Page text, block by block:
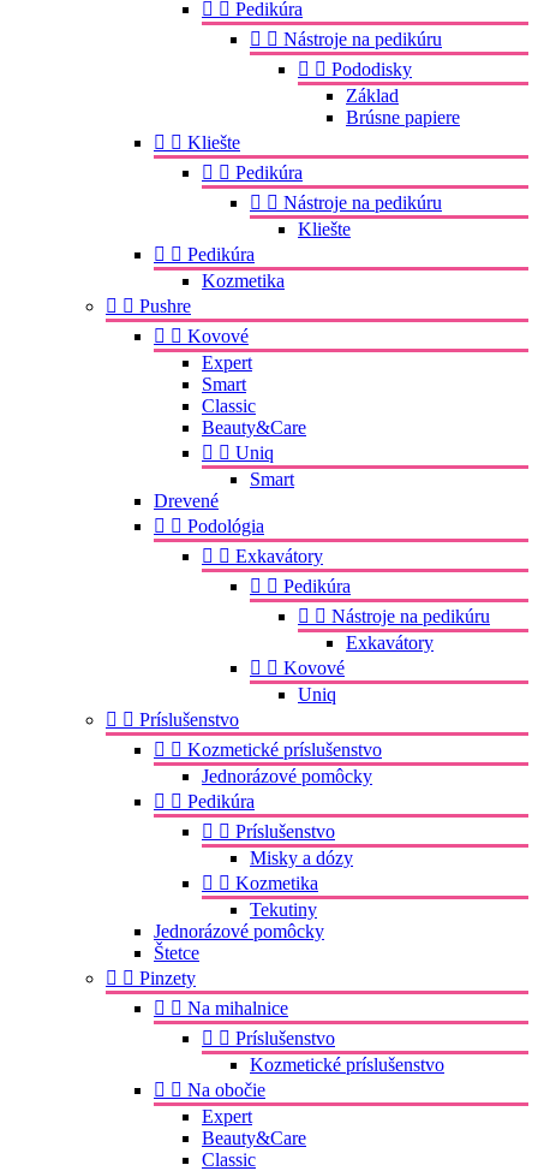
  Pedikúra
  Nástroje na pedikúru
  Pododisky
Základ
Brúsne papiere
  Kliešte
  Pedikúra
  Nástroje na pedikúru
Kliešte
  Pedikúra
Kozmetika
  Pushre
  Kovové
Expert
Smart
Classic
Beauty&Care
  Uniq
Smart
Drevené
  Podológia
  Exkavátory
  Pedikúra
  Nástroje na pedikúru
Exkavátory
  Kovové
Uniq
  Príslušenstvo
  Kozmetické príslušenstvo
Jednorázové pomôcky
  Pedikúra
  Príslušenstvo
Misky a dózy
  Kozmetika
Tekutiny
Jednorázové pomôcky
Štetce
  Pinzety
  Na mihalnice
  Príslušenstvo
Kozmetické príslušenstvo
  Na obočie
Expert
Beauty&Care
Classic